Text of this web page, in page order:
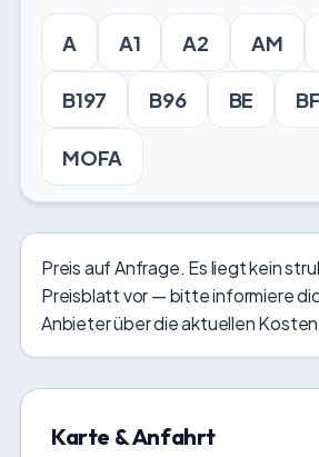
A A1 A2 AM
B197 B96 BE
MOFA
Preis auf Anfrage. Es liegt kein
Preisblatt vor — bitte informiere
Anbieter über die aktuellen
Karte & Anfahrt